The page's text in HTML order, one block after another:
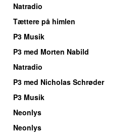
Natradio
Tættere på himlen
P3 Musik
P3 med Morten Nabild
Natradio
P3 med Nicholas Schrøder
P3 Musik
Neonlys
Neonlys